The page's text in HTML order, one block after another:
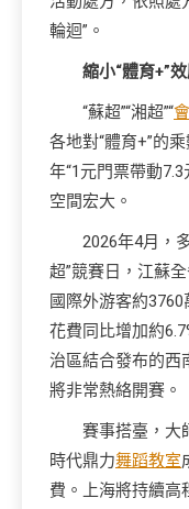
輪迴”。
縮小“體育+”
“蘇超”“湘超”“
各地對“體育+”的
年“1元門票帶動
空間宏大。
2026年4月，
超”競賽日，江蘇
國際外游客約
花費同比增加約
治區結合發布的西
將非常熱絡開賽。
賽事搭臺，大
時代鼎力舞蹈教室
費。上海將持續高